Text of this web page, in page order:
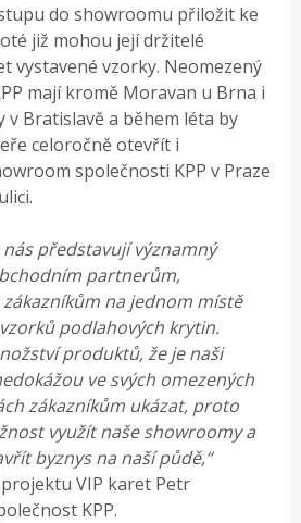
do showroomu přiložit ke
již mohou její držitelé
vystavené vzorky. Neomezený
mají kromě Moravan u Brna i
v Bratislavě a během léta by
celoročně otevřít i
společnosti KPP v Praze
představují významný
partnerům,
na jednom místě
podlahových krytin.
produktů, že je naši
ve svých omezených
zákazníkům ukázat, proto
využít naše showroomy a
byznys na naší půdě,“
VIP karet Petr
KPP.